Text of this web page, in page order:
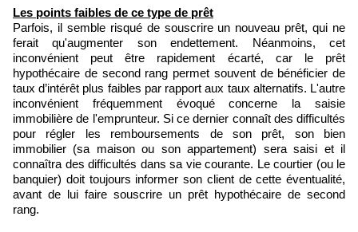
Les points faibles de ce type de prêt
Parfois, il semble risqué de souscrire un nouveau prêt, qui ne
ferait qu'augmenter son endettement. Néanmoins, cet
inconvénient peut être rapidement écarté, car le prêt
hypothécaire de second rang permet souvent de bénéficier de
taux d’intérêt plus faibles par rapport aux taux alternatifs. L'autre
inconvénient fréquemment évoqué concerne la saisie
immobilière de l'emprunteur. Si ce dernier connaît des difficultés
pour régler les remboursements de son prêt, son bien
immobilier (sa maison ou son appartement) sera saisi et il
connaîtra des difficultés dans sa vie courante. Le courtier (ou le
banquier) doit toujours informer son client de cette éventualité,
avant de lui faire souscrire un prêt hypothécaire de second
rang.